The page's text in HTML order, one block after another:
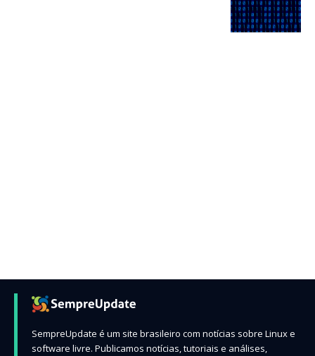
SempreUpdate é um site brasileiro com notícias sobre Linux e
software livre. Publicamos notícias, tutoriais e análises,